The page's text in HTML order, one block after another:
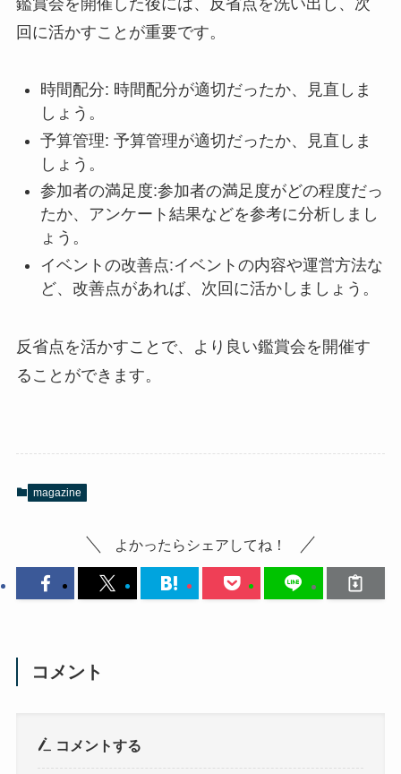
回に活かすことが重要です。
時間配分: 時間配分が適切だったか、見直しま
しょう。
予算管理: 予算管理が適切だったか、見直しま
しょう。
参加者の満足度:参加者の満足度がどの程度だっ
たか、アンケート結果などを参考に分析しまし
ょう。
イベントの改善点:イベントの内容や運営方法な
ど、改善点があれば、次回に活かしましょう。
反省点を活かすことで、より良い鑑賞会を開催す
ることができます。
magazine
よかったらシェアしてね！
コメント
コメントする